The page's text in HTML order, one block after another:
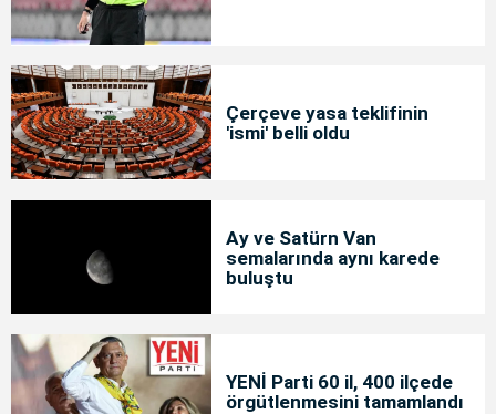
Çerçeve yasa teklifinin
'ismi' belli oldu
Ay ve Satürn Van
semalarında aynı karede
buluştu
YENİ Parti 60 il, 400 ilçede
örgütlenmesini tamamlandı